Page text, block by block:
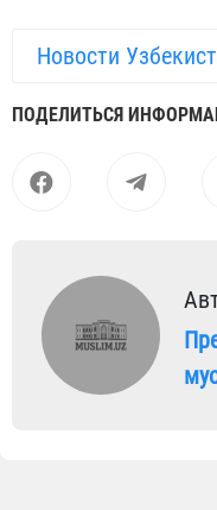
Новости
ПОДЕЛИТЬСЯ